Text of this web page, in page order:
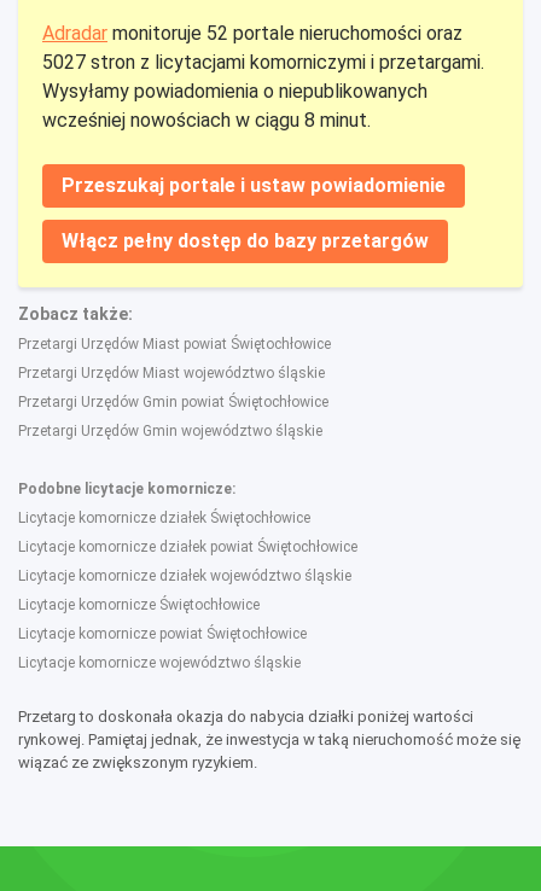
Adradar monitoruje 52 portale nieruchomości oraz
5027 stron z licytacjami komorniczymi i przetargami.
Wysyłamy powiadomienia o niepublikowanych
wcześniej nowościach w ciągu 8 minut.
Przeszukaj portale i ustaw powiadomienie
Włącz pełny dostęp do bazy przetargów
Zobacz także:
Przetargi Urzędów Miast powiat Świętochłowice
Przetargi Urzędów Miast województwo śląskie
Przetargi Urzędów Gmin powiat Świętochłowice
Przetargi Urzędów Gmin województwo śląskie
Podobne licytacje komornicze:
Licytacje komornicze działek Świętochłowice
Licytacje komornicze działek powiat Świętochłowice
Licytacje komornicze działek województwo śląskie
Licytacje komornicze Świętochłowice
Licytacje komornicze powiat Świętochłowice
Licytacje komornicze województwo śląskie
Przetarg to doskonała okazja do nabycia działki poniżej wartości
rynkowej. Pamiętaj jednak, że inwestycja w taką nieruchomość może się
wiązać ze zwiększonym ryzykiem.